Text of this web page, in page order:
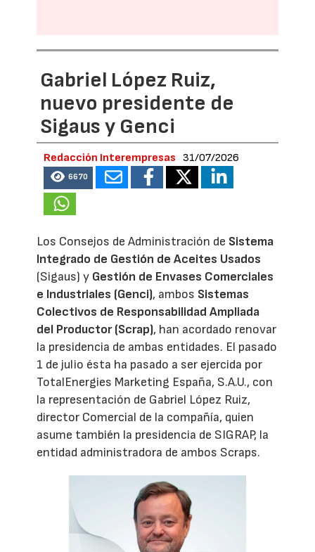
Gabriel López Ruiz,
nuevo presidente de
Sigaus y Genci
Redacción Interempresas 31/07/2026
6670
Los Consejos de Administración de Sistema
Integrado de Gestión de Aceites Usados
(Sigaus) y Gestión de Envases Comerciales
e Industriales (Genci), ambos Sistemas
Colectivos de Responsabilidad Ampliada
del Productor (Scrap), han acordado renovar
la presidencia de ambas entidades. El pasado
1 de julio ésta ha pasado a ser ejercida por
TotalEnergies Marketing España, S.A.U., con
la representación de Gabriel López Ruiz,
director Comercial de la compañía, quien
asume también la presidencia de SIGRAP, la
entidad administradora de ambos Scraps.